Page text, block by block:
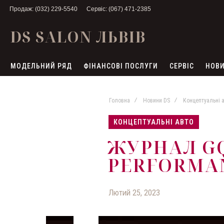
Продаж: (032) 229-5540 Сервіс: (067) 471-2385
DS SALON ЛЬВІВ
МОДЕЛЬНИЙ РЯД ФІНАНСОВІ ПОСЛУГИ СЕРВІС
Головна Новини DS Концептуальні
КОНЦЕПТУАЛЬНІ АВТО
ЖУРНАЛ
Лютий 25, 2023